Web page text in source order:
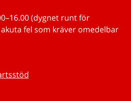
(dygnet runt för
fel som kräver omedelbar